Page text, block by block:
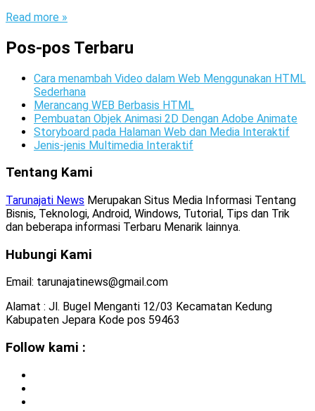
Read more »
Pos-pos Terbaru
Cara menambah Video dalam Web Menggunakan HTML
Sederhana
Merancang WEB Berbasis HTML
Pembuatan Objek Animasi 2D Dengan Adobe Animate
Storyboard pada Halaman Web dan Media Interaktif
Jenis-jenis Multimedia Interaktif
Tentang Kami
Tarunajati News Merupakan Situs Media Informasi Tentang
Bisnis, Teknologi, Android, Windows, Tutorial, Tips dan Trik
dan beberapa informasi Terbaru Menarik lainnya.
Hubungi Kami
Email: tarunajatinews@gmail.com
Alamat : Jl. Bugel Menganti 12/03 Kecamatan Kedung
Kabupaten Jepara Kode pos 59463
Follow kami :